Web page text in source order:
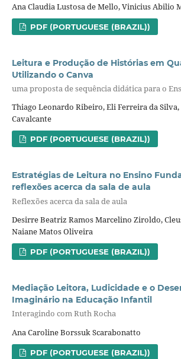
Ana Claudia Lustosa de Mello, Vinicius Abilio
PDF (PORTUGUESE (BRAZIL))
Leitura e Produção de Histórias em
Utilizando o Canva
uma proposta de sequência didática para o
Thiago Leonardo Ribeiro, Eli Ferreira da
Cavalcante
PDF (PORTUGUESE (BRAZIL))
Estratégias de Leitura no Ensino
reflexões acerca da sala de aula
Reflexões acerca da sala de aula
Desirre Beatriz Ramos Marcelino Ziroldo,
Naiane Matos Oliveira
PDF (PORTUGUESE (BRAZIL))
Mediação Leitora, Ludicidade e o
Imaginário na Educação Infantil
Interagindo com Ruth Rocha
Ana Caroline Borssuk Scarabonatto
PDF (PORTUGUESE (BRAZIL))